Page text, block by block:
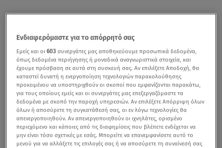
Ενδιαφερόμαστε για το απόρρητό σας
Εμείς και οι603 συνεργάτες μας αποθηκεύουμε προσωπικά δεδομένα,
όπως δεδομένα περιήγησης ή μοναδικά αναγνωριστικά στοιχεία, και
έχουμε πρόσβαση σε αυτά στη συσκευή σας. Αν επιλέξετε Αποδοχή, θα
καταστεί δυνατή η ενεργοποίηση τεχνολογιών παρακολούθησης
προκειμένου να υποστηριχθούν οι σκοποί που εμφανίζονται παρακάτω,
για τους οποίους εμείς και οι συνεργάτες μας επεξεργαζόμαστε τα
δεδομένα με σκοπό την παροχή υπηρεσιών. Αν επιλέξετε Απόρριψη όλων
όλων ή αποσύρετε τη συγκατάθεσή σας, οι εν λόγω τεχνολογίες θα
απενεργοποιηθούν. Αν απενεργοποιηθούν οι ιχνηλάτες, ορισμένο
περιεχόμενο και κάποιες από τις διαφημίσεις που βλέπετε ενδέχεται να
μην είναι τόσο σχετικές με εσάς. Μπορείτε να επανεμφανίσετε αυτό το
μενού για να αλλάξετε τις επιλογές σας ή να αποσύρετε τη συναίνεσή σας